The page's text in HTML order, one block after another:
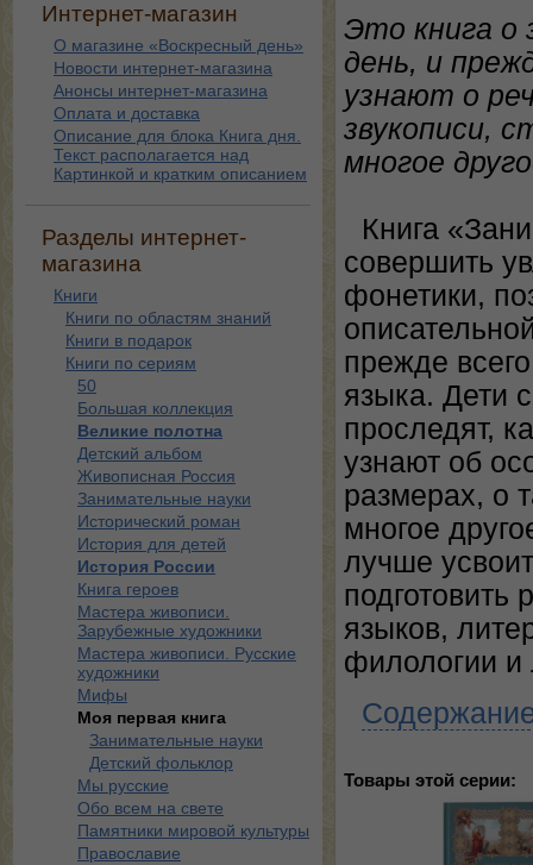
Интернет-магазин
О магазине «Воскресный день»
Новости интернет-магазина
Анонсы интернет-магазина
Оплата и доставка
Описание для блока Книга дня.
Текст располагается над
Картинкой и кратким описанием
Разделы интернет-
магазина
Книги
Книги по областям знаний
Книги в подарок
Книги по сериям
50
Большая коллекция
Великие полотна
Детский альбом
Живописная Россия
Занимательные науки
Исторический роман
История для детей
История России
Книга героев
Мастера живописи.
Зарубежные художники
Мастера живописи. Русские
художники
Мифы
Моя первая книга
Занимательные науки
Детский фольклор
Мы русские
Обо всем на свете
Памятники мировой культуры
Православие
Это книга о
день, и
узнают о
звукописи,
многое
Книга
совершить
фонетики,
прежде
языка. Дети
проследят,
узнают об
размерах, о
многое
лучше
подготовить
языков,
филологии и
Товары этой серии:
Кошки и собаки